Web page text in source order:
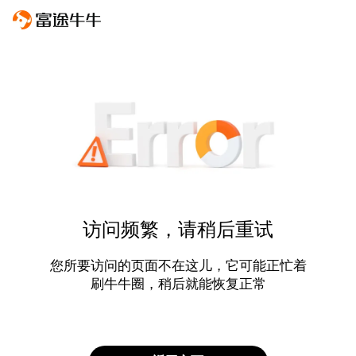
访问频繁，请稍后重试
您所要访问的页面不在这儿，它可能正忙着
刷牛牛圈，稍后就能恢复正常